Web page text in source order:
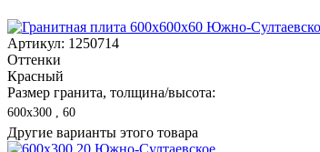
Артикул: 1250714
Оттенки
Красный
Размер гранита, толщина/высота:
600х300 , 60
Другие варианты этого товара